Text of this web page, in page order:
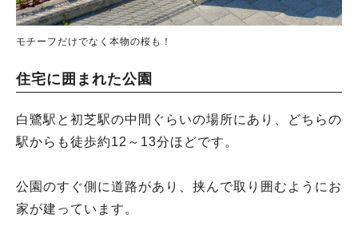
モチーフだけでなく本物の桜も！
住宅に囲まれた公園
白鷺駅と初芝駅の中間ぐらいの場所にあり、どちらの
駅からも徒歩約12～13分ほどです。
公園のすぐ側に道路があり、挟んで取り囲むようにお
家が建っています。